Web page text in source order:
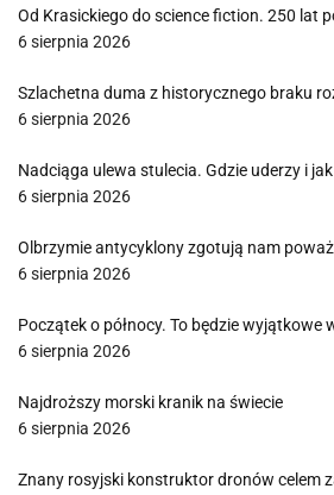
Od Krasickiego do science fiction. 250 lat
6 sierpnia 2026
Szlachetna duma z historycznego braku
6 sierpnia 2026
Nadciąga ulewa stulecia. Gdzie uderzy i
6 sierpnia 2026
Olbrzymie antycyklony zgotują nam
6 sierpnia 2026
Początek o północy. To będzie wyjątkowe
6 sierpnia 2026
Najdroższy morski kranik na świecie
6 sierpnia 2026
Znany rosyjski konstruktor dronów celem